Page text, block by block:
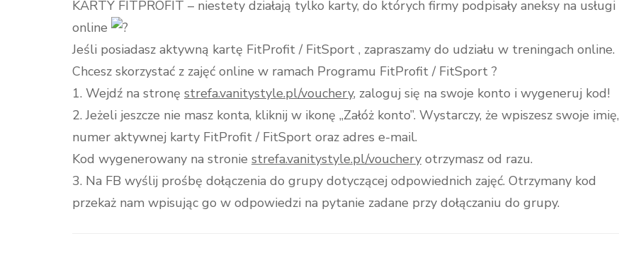
KARTY FITPROFIT – niestety działają tylko karty, do których firmy podpisały aneksy na usługi
online
Jeśli posiadasz aktywną kartę FitProfit / FitSport , zapraszamy do udziału w treningach online.
Chcesz skorzystać z zajęć online w ramach Programu FitProfit / FitSport ?
1. Wejdź na stronę strefa.vanitystyle.pl/vouchery, zaloguj się na swoje konto i wygeneruj kod!
2. Jeżeli jeszcze nie masz konta, kliknij w ikonę „Załóż konto”. Wystarczy, że wpiszesz swoje imię,
numer aktywnej karty FitProfit / FitSport oraz adres e-mail.
Kod wygenerowany na stronie strefa.vanitystyle.pl/vouchery otrzymasz od razu.
3. Na FB wyślij prośbę dołączenia do grupy dotyczącej odpowiednich zajęć. Otrzymany kod
przekaż nam wpisując go w odpowiedzi na pytanie zadane przy dołączaniu do grupy.